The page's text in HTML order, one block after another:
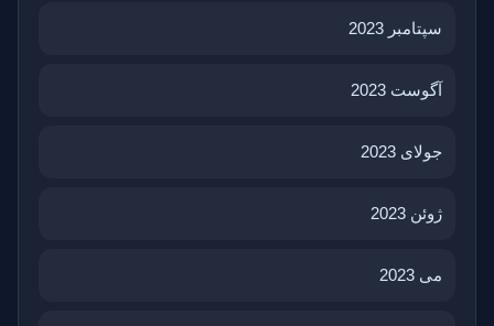
سپتامبر 2023
آگوست 2023
جولای 2023
ژوئن 2023
می 2023